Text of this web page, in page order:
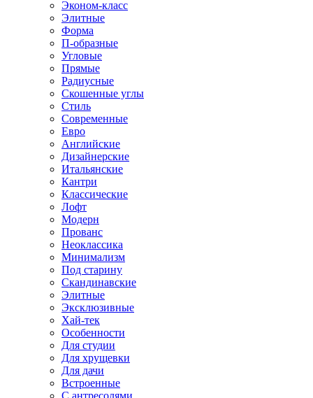
Эконом-класс
Элитные
Форма
П-образные
Угловые
Прямые
Радиусные
Скошенные углы
Стиль
Современные
Евро
Английские
Дизайнерские
Итальянские
Кантри
Классические
Лофт
Модерн
Прованс
Неоклассика
Минимализм
Под старину
Скандинавские
Элитные
Эксклюзивные
Хай-тек
Особенности
Для студии
Для хрущевки
Для дачи
Встроенные
С антресолями